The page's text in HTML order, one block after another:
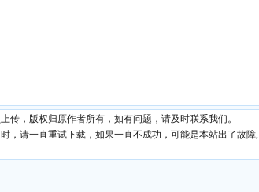
传，版权归原作者所有，如有问题，请及时联系我们。
，请一直重试下载，如果一直不成功，可能是本站出了故障,